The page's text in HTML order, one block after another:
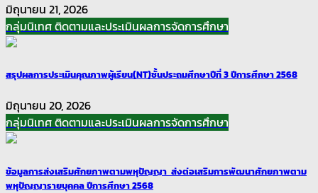
มิถุนายน 21, 2026
กลุ่มนิเทศ ติดตามและประเมินผลการจัดการศึกษา
สรุปผลการประเมินคุณภาพผู้เรียน(NT)ชั้นประถมศึกษาปีที่ 3 ปีการศึกษา 2568
มิถุนายน 20, 2026
กลุ่มนิเทศ ติดตามและประเมินผลการจัดการศึกษา
ข้อมูลการส่งเสริมศักยภาพตามพหุปัญญา ส่งต่อเสริมการพัฒนาศักยภาพตาม
พหุปัญญารายบุคคล ปีการศึกษา 2568